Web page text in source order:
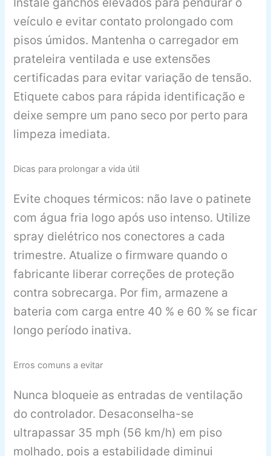
veículo e evitar contato prolongado com
pisos úmidos. Mantenha o carregador em
prateleira ventilada e use extensões
certificadas para evitar variação de tensão.
Etiquete cabos para rápida identificação e
deixe sempre um pano seco por perto para
limpeza imediata.
Dicas para prolongar a vida útil
Evite choques térmicos: não lave o patinete
com água fria logo após uso intenso. Utilize
spray dielétrico nos conectores a cada
trimestre. Atualize o firmware quando o
fabricante liberar correções de proteção
contra sobrecarga. Por fim, armazene a
bateria com carga entre 40 % e 60 % se ficar
longo período inativa.
Erros comuns a evitar
Nunca bloqueie as entradas de ventilação
do controlador. Desaconselha-se
ultrapassar 35 mph (56 km/h) em piso
molhado, pois a estabilidade diminui